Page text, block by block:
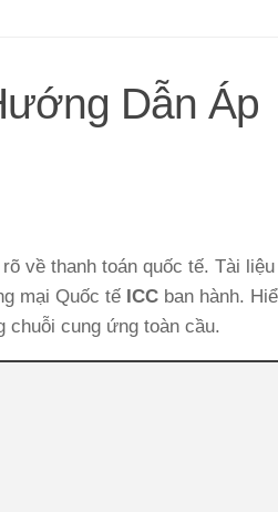
Dẫn Áp
về thanh toán quốc tế. Tài
mại Quốc tế ICC ban hành.
chuỗi cung ứng toàn cầu.